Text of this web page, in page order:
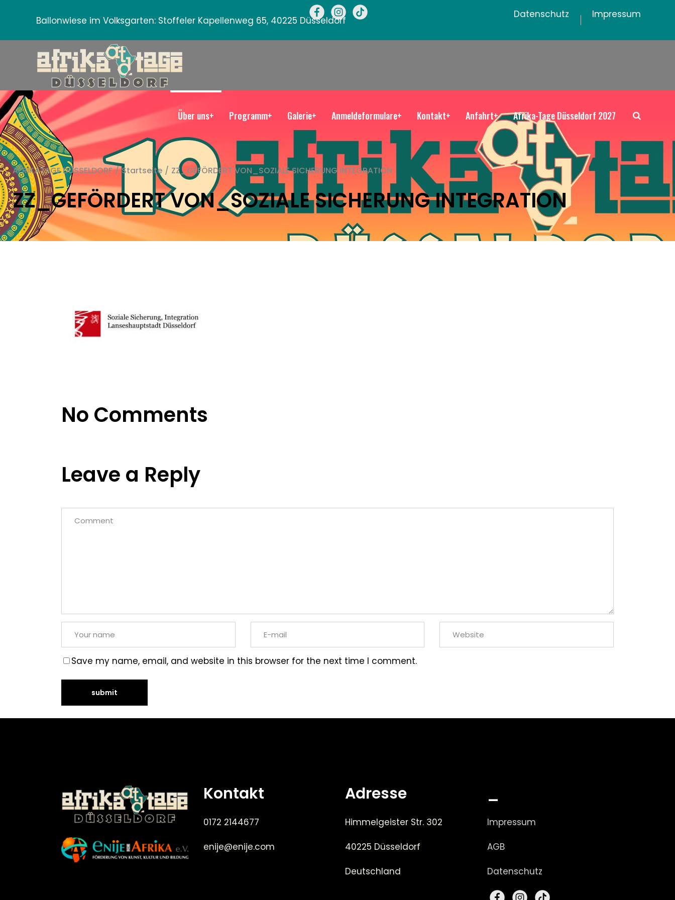
Ballonwiese im Volksgarten: Stoffeler Kapellenweg 65, 40225 Düsseldorf
Datenschutz Impressum
Über uns+ Programm+ Galerie+ Anmeldeformulare+ Kontakt+ Anfahrt+ Afrika-Tage Düsseldorf 2027
AFRIKATAGE DÜSSELDORF / Startseite / ZZ_GEFÖRDERT VON_SOZIALE SICHERUNG INTEGRATION
ZZ_GEFÖRDERT VON_SOZIALE SICHERUNG INTEGRATION
No Comments
Leave a Reply
Save my name, email, and website in this browser for the next time I comment.
Kontakt
0172 2144677
enije@enije.com
Adresse
Himmelgeister Str. 302
40225 Düsseldorf
Deutschland
_
Impressum
AGB
Datenschutz